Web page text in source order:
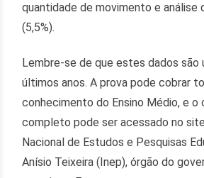
quantidade de movimento e análise
(5,5%).
Lembre-se de que estes dados são
últimos anos. A prova pode cobrar
conhecimento do Ensino Médio, e o
completo pode ser acessado no
Nacional de Estudos e Pesquisas
Anísio Teixeira (Inep), órgão do